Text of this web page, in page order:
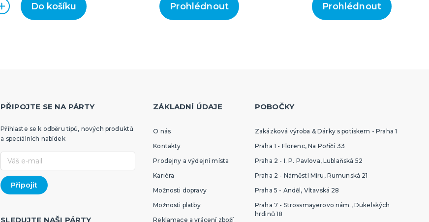
Do košíku Prohlédnout Prohlédnout
PŘIPOJTE SE NA PÁRTY
Přihlaste se k odběru tipů, nových produktů
a speciálních nabídek
SLEDUJTE NAŠI PÁRTY
ZÁKLADNÍ ÚDAJE
O nás
Kontakty
Prodejny a výdejní místa
Kariéra
Možnosti dopravy
Možnosti platby
Reklamace a vrácení zboží
POBOČKY
Zakázková výroba & Dárky s potiskem - Praha 1
Praha 1 - Florenc, Na Poříčí 33
Praha 2 - I. P. Pavlova, Lublaňská 52
Praha 2 - Náměstí Míru, Rumunská 21
Praha 5 - Anděl, Vltavská 28
Praha 7 - Strossmayerovo nám., Dukelských
hrdinů 18